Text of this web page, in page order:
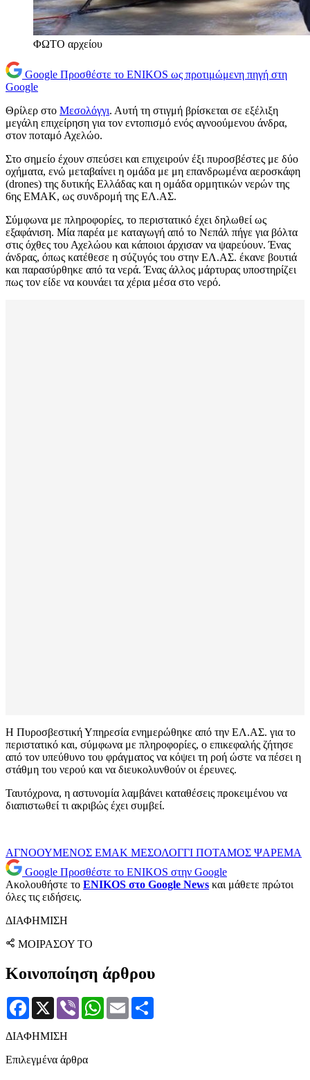
ΦΩΤΟ αρχείου
Google Προσθέστε το ENIKOS ως προτιμώμενη πηγή στη
Google
Θρίλερ στο Μεσολόγγι. Αυτή τη στιγμή βρίσκεται σε εξέλιξη
μεγάλη επιχείρηση για τον εντοπισμό ενός αγνοούμενου άνδρα,
στον ποταμό Αχελώο.
Στο σημείο έχουν σπεύσει και επιχειρούν έξι πυροσβέστες με δύο
οχήματα, ενώ μεταβαίνει η ομάδα με μη επανδρωμένα αεροσκάφη
(drones) της δυτικής Ελλάδας και η ομάδα ορμητικών νερών της
6ης ΕΜΑΚ, ως συνδρομή της ΕΛ.ΑΣ.
Σύμφωνα με πληροφορίες, το περιστατικό έχει δηλωθεί ως
εξαφάνιση. Μία παρέα με καταγωγή από το Νεπάλ πήγε για βόλτα
στις όχθες του Αχελώου και κάποιοι άρχισαν να ψαρεύουν. Ένας
άνδρας, όπως κατέθεσε η σύζυγός του στην ΕΛ.ΑΣ. έκανε βουτιά
και παρασύρθηκε από τα νερά. Ένας άλλος μάρτυρας υποστηρίζει
πως τον είδε να κουνάει τα χέρια μέσα στο νερό.
Η Πυροσβεστική Υπηρεσία ενημερώθηκε από την ΕΛ.ΑΣ. για το
περιστατικό και, σύμφωνα με πληροφορίες, ο επικεφαλής ζήτησε
από τον υπεύθυνο του φράγματος να κόψει τη ροή ώστε να πέσει η
στάθμη του νερού και να διευκολυνθούν οι έρευνες.
Ταυτόχρονα, η αστυνομία λαμβάνει καταθέσεις προκειμένου να
διαπιστωθεί τι ακριβώς έχει συμβεί.
ΑΓΝΟΟΥΜΕΝΟΣ ΕΜΑΚ ΜΕΣΟΛΟΓΓΙ ΠΟΤΑΜΟΣ ΨΑΡΕΜΑ
Google Προσθέστε το ENIKOS στην Google
Ακολουθήστε το ENIKOS στο Google News και μάθετε πρώτοι
όλες τις ειδήσεις.
ΔΙΑΦΗΜΙΣΗ
ΜΟΙΡΑΣΟΥ ΤΟ
Κοινοποίηση άρθρου
Facebook
X Viber WhatsApp
Email
ΔΙΑΦΗΜΙΣΗ
Επιλεγμένα άρθρα